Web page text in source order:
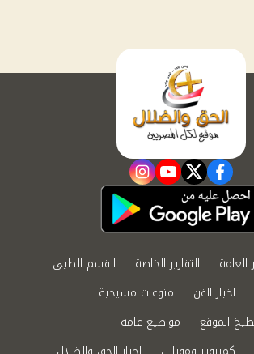
facebook
twitter
youtube
instagram
العامة التقارير الخاصة
القسم الطبي
اخبار الفن
منوعات مسيحية
الموقع
مواضيع عامة